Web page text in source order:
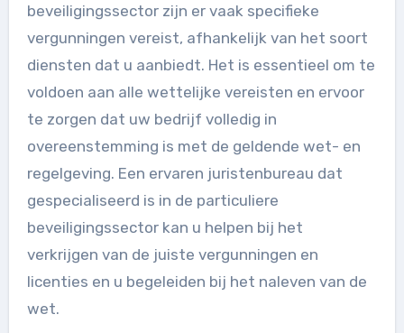
beveiligingssector zijn er vaak specifieke
vergunningen vereist, afhankelijk van het soort
diensten dat u aanbiedt. Het is essentieel om te
voldoen aan alle wettelijke vereisten en ervoor
te zorgen dat uw bedrijf volledig in
overeenstemming is met de geldende wet- en
regelgeving. Een ervaren juristenbureau dat
gespecialiseerd is in de particuliere
beveiligingssector kan u helpen bij het
verkrijgen van de juiste vergunningen en
licenties en u begeleiden bij het naleven van de
wet.